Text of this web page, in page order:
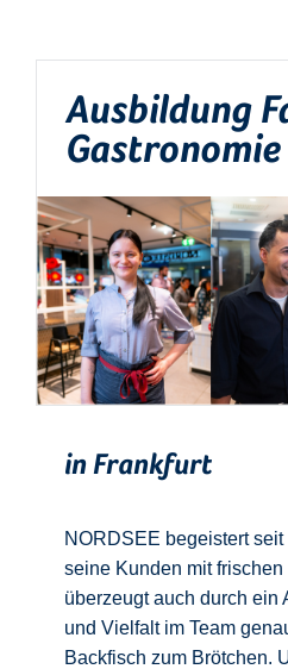
Ausbildung
in Frankfurt
NORDSEE begeistert
seine Kunden mit
überzeugt auch durch ein
und Vielfalt im Team
Backfisch zum Brötchen.